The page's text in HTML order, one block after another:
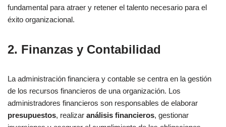
fundamental para atraer y retener el talento necesario para el
éxito organizacional.
2. Finanzas y Contabilidad
La administración financiera y contable se centra en la gestión
de los recursos financieros de una organización. Los
administradores financieros son responsables de elaborar
presupuestos, realizar análisis financieros, gestionar